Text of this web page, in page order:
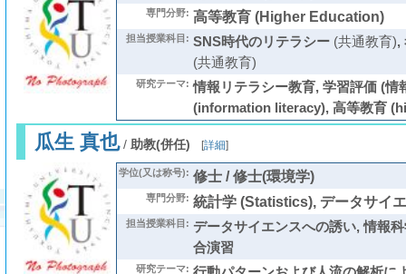
専門分野: 高等教育 (Higher Education)
担当授業科目: SNS時代のリテラシー(共通教育),
(共通教育)
研究テーマ: 情報リテラシー教育, 学習評価 (情
(information literacy), 高等教育
瓜生 真也/ 助教(併任) [詳細]
学位(又は称号): 修士 / 修士(環境学)
専門分野: 統計学 (Statistics), データサイ
担当授業科目: データサイエンスへの誘い,情報
合演習
研究テーマ: